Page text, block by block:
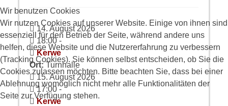
14. August 2026
18:00-
Kerwe
Ort:Turnhalle
15. August 2026
17:00-
Kerwe
Wir benutzen Cookies
Wir nutzen Cookies auf unserer Website. Einige von ihnen sind
essenziell für den Betrieb der Seite, während andere uns
helfen, diese Website und die Nutzererfahrung zu verbessern
(Tracking Cookies). Sie können selbst entscheiden, ob Sie die
Cookies zulassen möchten. Bitte beachten Sie, dass bei einer
Ablehnung womöglich nicht mehr alle Funktionalitäten der
Seite zur Verfügung stehen.